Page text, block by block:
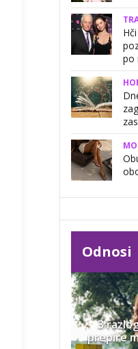
po
Odnosi
3
prepire